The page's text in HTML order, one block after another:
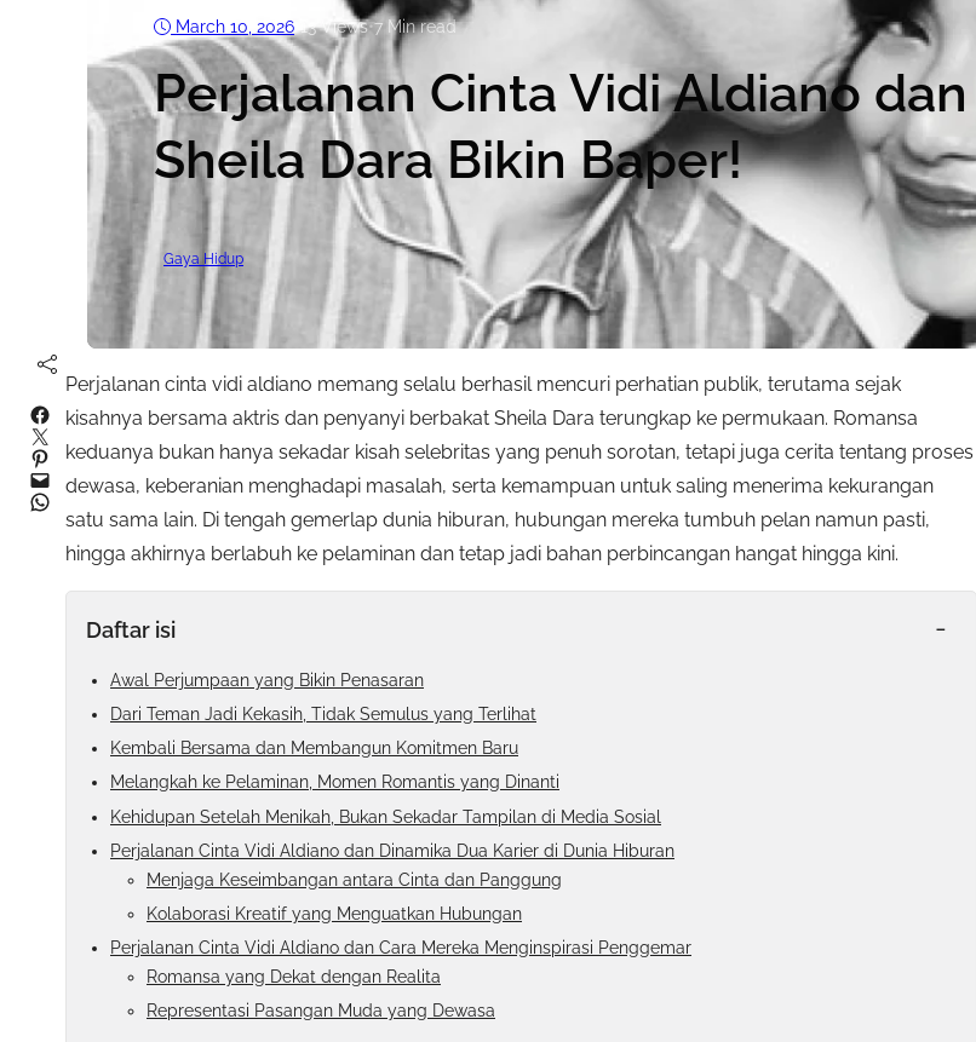
March 10, 2026 13Views•7 Min read
Perjalanan Cinta Vidi Aldiano dan
Sheila Dara Bikin Baper!
Gaya Hidup
Facebook
Twitter
Pinterest
Mail
WhatsApp
Perjalanan cinta vidi aldiano memang selalu berhasil mencuri perhatian publik, terutama sejak
kisahnya bersama aktris dan penyanyi berbakat Sheila Dara terungkap ke permukaan. Romansa
keduanya bukan hanya sekadar kisah selebritas yang penuh sorotan, tetapi juga cerita tentang proses
dewasa, keberanian menghadapi masalah, serta kemampuan untuk saling menerima kekurangan
satu sama lain. Di tengah gemerlap dunia hiburan, hubungan mereka tumbuh pelan namun pasti,
hingga akhirnya berlabuh ke pelaminan dan tetap jadi bahan perbincangan hangat hingga kini.
Daftar isi -
Awal Perjumpaan yang Bikin Penasaran
Dari Teman Jadi Kekasih, Tidak Semulus yang Terlihat
Kembali Bersama dan Membangun Komitmen Baru
Melangkah ke Pelaminan, Momen Romantis yang Dinanti
Kehidupan Setelah Menikah, Bukan Sekadar Tampilan di Media Sosial
Perjalanan Cinta Vidi Aldiano dan Dinamika Dua Karier di Dunia Hiburan
Menjaga Keseimbangan antara Cinta dan Panggung
Kolaborasi Kreatif yang Menguatkan Hubungan
Perjalanan Cinta Vidi Aldiano dan Cara Mereka Menginspirasi Penggemar
Romansa yang Dekat dengan Realita
Representasi Pasangan Muda yang Dewasa